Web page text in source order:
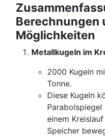
Berechnungen
Möglichkeiten
Metallkugeln im
2000 Kugeln
Tonne.
Diese Kugeln
einem
Speicher